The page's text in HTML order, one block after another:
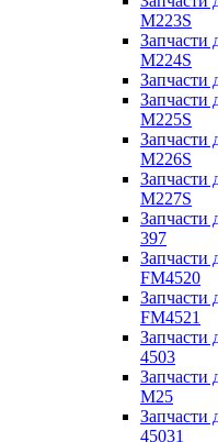
M223S
Запчасти
M224S
Запчасти
Запчасти
M225S
Запчасти
M226S
Запчасти
M227S
Запчасти
397
Запчасти
FM4520
Запчасти
FM4521
Запчасти
4503
Запчасти
M25
Запчасти
45031